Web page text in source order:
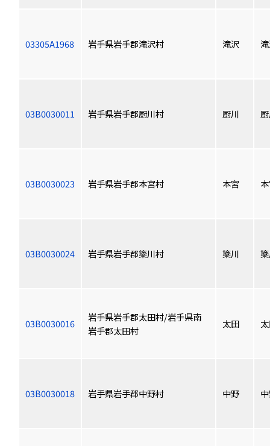
03305A1968 岩手県岩手郡滝沢村 滝沢
03B0030011 岩手県岩手郡厨川村 厨川
03B0030023 岩手県岩手郡本宮村 本宮
03B0030024 岩手県岩手郡簗川村 簗川
03B0030016
岩手県岩手郡太田村/岩手県南
岩手郡太田村
太田
03B0030018 岩手県岩手郡中野村 中野